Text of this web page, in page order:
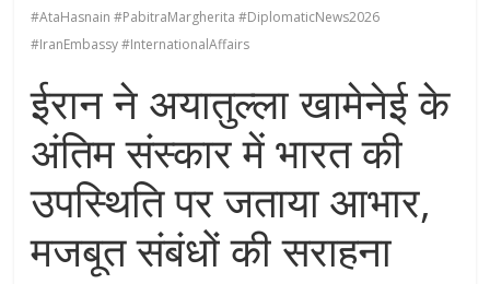
#AtaHasnain #PabitraMargherita #DiplomaticNews2026
#IranEmbassy #InternationalAffairs
ईरान ने अयातुल्ला खामेनेई के
अंतिम संस्कार में भारत की
उपस्थिति पर जताया आभार,
मजबूत संबंधों की सराहना